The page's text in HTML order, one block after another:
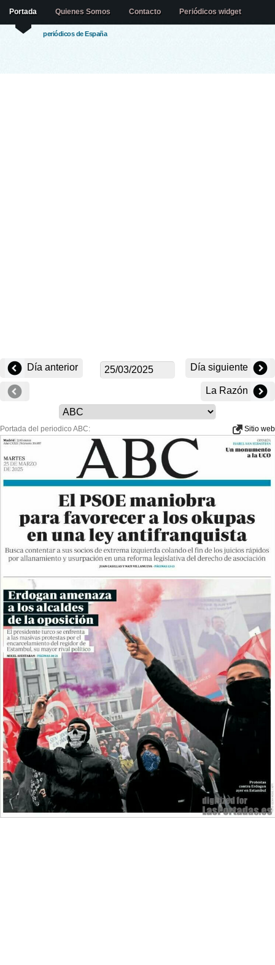
periódicos de España
Portada Quienes Somos Contacto Periódicos widget
Día anterior Día siguiente
La Razón
Portada del periodico ABC: Sitio web